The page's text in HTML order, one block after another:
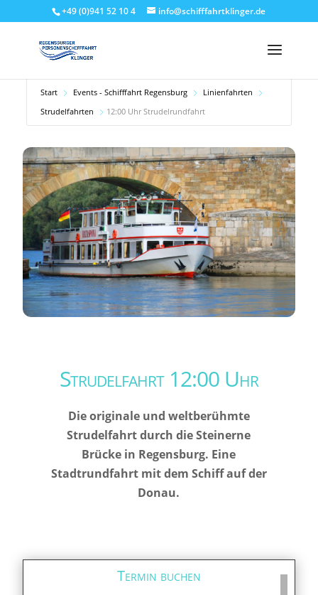
+49 (0)941 52 10 4 info@schifffahrtklinger.de
Start Events - Schifffahrt Regensburg
Linienfahrten
Strudelfahrten
12:00 Uhr Strudelrundfahrt
Strudelfahrt 12:00 Uhr
Die originale und weltberühmte
Strudelfahrt durch die Steinerne
Brücke in Regensburg. Eine
Stadtrundfahrt mit dem Schiff auf der
Donau.
Termin buchen